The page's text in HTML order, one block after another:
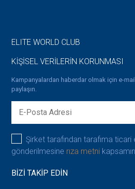
ELITE WORLD CLUB
KİŞİSEL VERİLERİN KORUNMASI
Kampanyalardan haberdar olmak için e-
paylaşın.
Şirket tarafından tarafıma
gönderilmesine rıza metni
BİZİ TAKİP EDİN